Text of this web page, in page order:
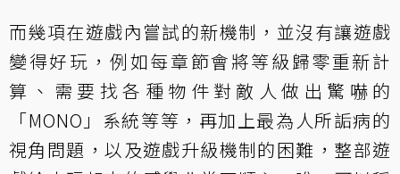
而幾項在遊戲內嘗試的新機制，並沒有讓遊戲
變得好玩，例如每章節會將等級歸零重新計
算、需要找各種物件對敵人做出驚嚇的
「MONO」系統等等，再加上最為人所詬病的
視角問題，以及遊戲升級機制的困難，整部遊